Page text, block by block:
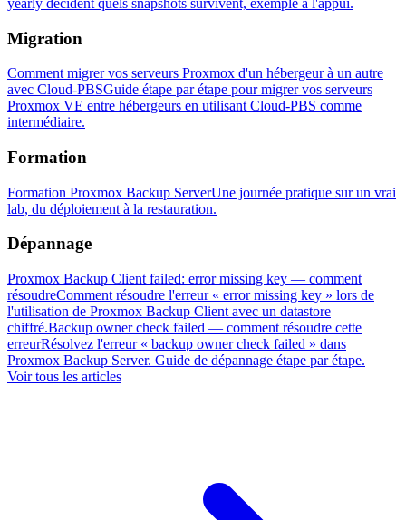
Migration
Comment migrer vos serveurs Proxmox d'un hébergeur à un autre
avec Cloud-PBSGuide étape par étape pour migrer vos serveurs
Proxmox VE entre hébergeurs en utilisant Cloud-PBS comme
intermédiaire.
Formation
Formation Proxmox Backup ServerUne journée pratique sur un vrai
lab, du déploiement à la restauration.
Dépannage
Proxmox Backup Client failed: error missing key — comment
résoudreComment résoudre l'erreur « error missing key » lors de
l'utilisation de Proxmox Backup Client avec un datastore
chiffré.Backup owner check failed — comment résoudre cette
erreurRésolvez l'erreur « backup owner check failed » dans
Proxmox Backup Server. Guide de dépannage étape par étape.
Voir tous les articles